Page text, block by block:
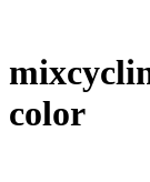
color